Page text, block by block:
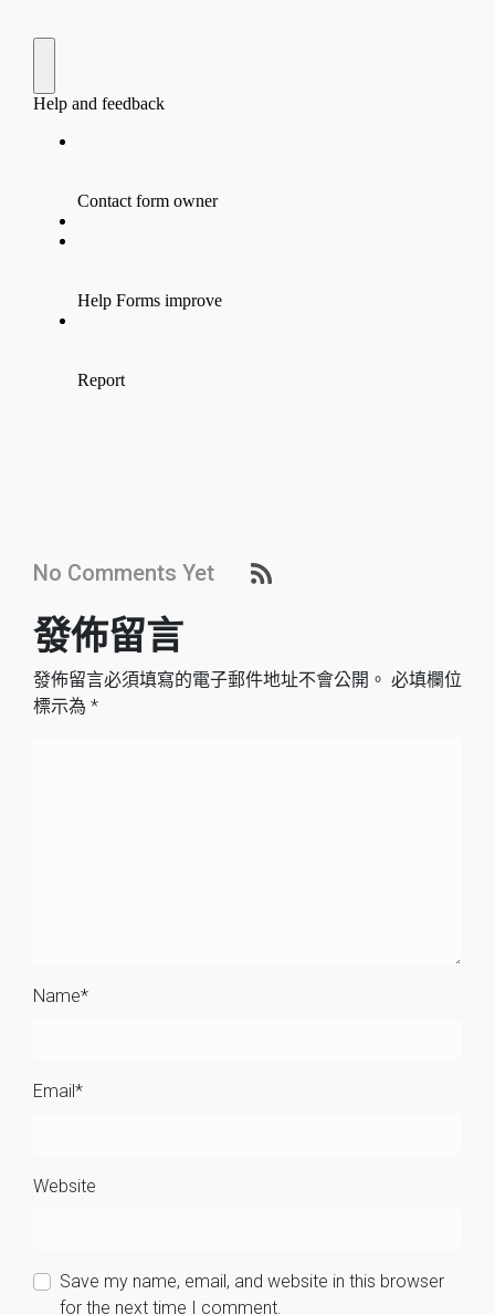
No Comments Yet
發佈留言
發佈留言必須填寫的電子郵件地址不會公開。 必填欄位
標示為 *
Name*
Email*
Website
Save my name, email, and website in this browser
for the next time I comment.